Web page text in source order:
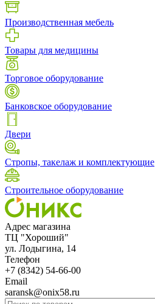
Производственная мебель
Товары для медицины
Торговое оборудование
Банковское оборудование
Двери
Стропы, такелаж и комплектующие
Строительное оборудование
Адрес магазина
ТЦ "Хороший"
ул. Лодыгина, 14
Телефон
+7 (8342) 54-66-00
Email
saransk@onix58.ru